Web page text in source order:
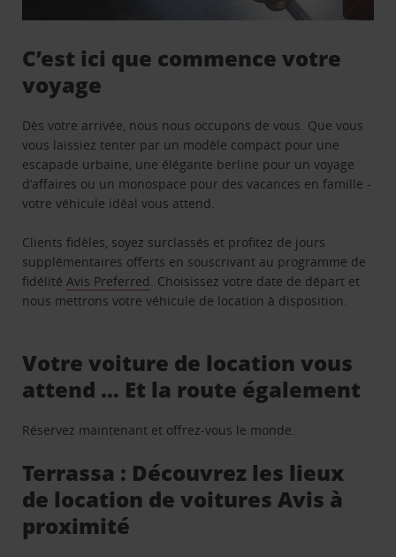
C’est ici que commence votre
voyage
Dès votre arrivée, nous nous occupons de vous. Que vous
vous laissiez tenter par un modèle compact pour une
escapade urbaine, une élégante berline pour un voyage
d’affaires ou un monospace pour des vacances en famille -
votre véhicule idéal vous attend.
Clients fidèles, soyez surclassés et profitez de jours
supplémentaires offerts en souscrivant au programme de
fidélitéAvis Preferred. Choisissez votre date de départ et
nous mettrons votre véhicule de location à disposition.
Votre voiture de location vous
attend … Et la route également
Réservez maintenant et offrez-vous le monde.
Terrassa : Découvrez les lieux
de location de voitures Avis à
proximité